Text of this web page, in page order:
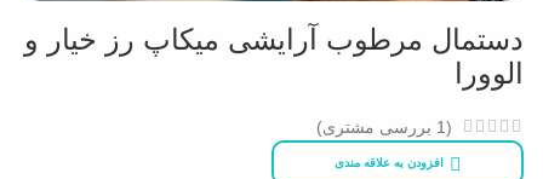
دستمال مرطوب آرایشی میکاپ رز خیار و
الوورا
(
1 بررسی مشتری)
افزودن به علاقه مندی